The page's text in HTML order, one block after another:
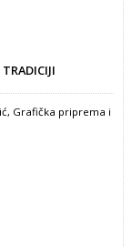
Grafička priprema i